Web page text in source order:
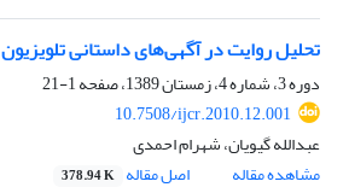
تحلیل روایت در آگهی‌های داستانی تلویزیون
دوره 3، شماره 4، زمستان 1389، صفحه
1-21
10.7508/ijcr.2010.12.001
عبدالله گیویان، شهرام احمدی
مشاهده مقاله
اصل مقاله 378.94 K